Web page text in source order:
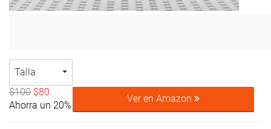
Talla
$100 $80
Ahorra un 20%
Ver en Amazon